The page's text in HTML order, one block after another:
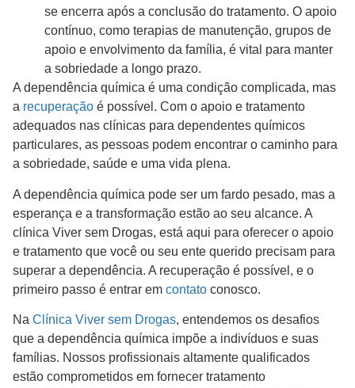
se encerra após a conclusão do tratamento. O apoio
contínuo, como terapias de manutenção, grupos de
apoio e envolvimento da família, é vital para manter
a sobriedade a longo prazo.
A dependência química é uma condição complicada, mas
a recuperação é possível. Com o apoio e tratamento
adequados nas clínicas para dependentes químicos
particulares, as pessoas podem encontrar o caminho para
a sobriedade, saúde e uma vida plena.
A dependência química pode ser um fardo pesado, mas a
esperança e a transformação estão ao seu alcance. A
clínica Viver sem Drogas, está aqui para oferecer o apoio
e tratamento que você ou seu ente querido precisam para
superar a dependência. A recuperação é possível, e o
primeiro passo é entrar em contato conosco.
Na Clínica Viver sem Drogas, entendemos os desafios
que a dependência química impõe a indivíduos e suas
famílias. Nossos profissionais altamente qualificados
estão comprometidos em fornecer tratamento